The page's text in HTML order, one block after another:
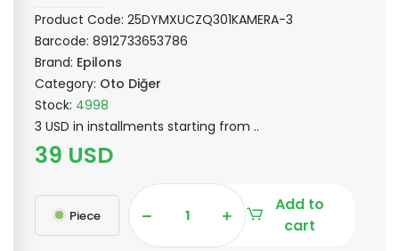
Product Code: 25DYMXUCZQ301KAMERA-3
Barcode: 8912733653786
Brand: Epilons
Category: Oto Diğer
Stock: 4998
3 USD in installments starting from ..
39 USD
Piece
Add to
cart